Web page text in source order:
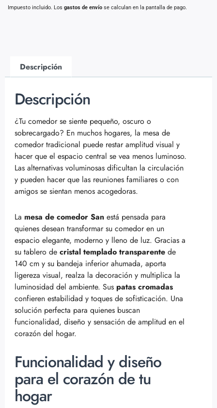
Impuesto incluido. Los gastos de envío se calculan en la pantalla de pago.
Descripción
Descripción
¿Tu comedor se siente pequeño, oscuro o
sobrecargado? En muchos hogares, la mesa de
comedor tradicional puede restar amplitud visual y
hacer que el espacio central se vea menos luminoso.
Las alternativas voluminosas dificultan la circulación
y pueden hacer que las reuniones familiares o con
amigos se sientan menos acogedoras.
La mesa de comedor San está pensada para
quienes desean transformar su comedor en un
espacio elegante, moderno y lleno de luz. Gracias a
su tablero de cristal templado transparente de
140 cm y su bandeja inferior ahumada, aporta
ligereza visual, realza la decoración y multiplica la
luminosidad del ambiente. Sus patas cromadas
confieren estabilidad y toques de sofisticación. Una
solución perfecta para quienes buscan
funcionalidad, diseño y sensación de amplitud en el
corazón del hogar.
Funcionalidad y diseño
para el corazón de tu
hogar